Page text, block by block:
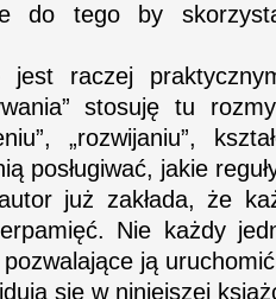
do tego by
raczej
stosuję tu
„rozwijaniu”,
posługiwać, jakie
już zakłada, że
Nie każdy
pozwalające ją
się w niniejszej